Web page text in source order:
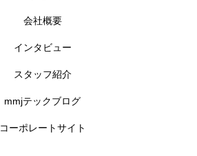
会社概要
インタビュー
スタッフ紹介
mmjテックブログ
コーポレートサイト